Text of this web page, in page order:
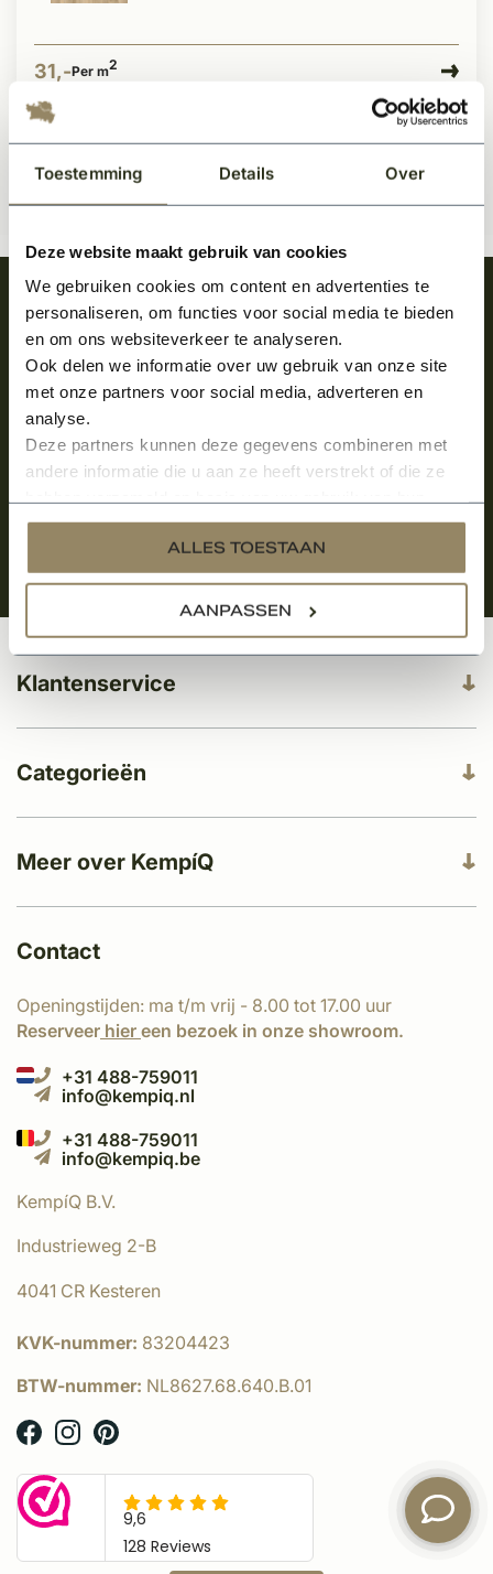
Toestemming Details Over
Deze website maakt gebruik van cookies
We gebruiken cookies om content en advertenties te
personaliseren, om functies voor social media te bieden
en om ons websiteverkeer te analyseren.
Ook delen we informatie over uw gebruik van onze site
met onze partners voor social media, adverteren en
analyse.
Deze partners kunnen deze gegevens combineren met
andere informatie die u aan ze heeft verstrekt of die ze
services.
ALLES TOESTAAN
AANPASSEN
31,-Per m2
Meld je aan en ontvang het laatste nieuws
over onze kempische bouwstijl!
Aanmelden voor de nieuwsbrief
Meer over KempíQ
Klantenservice
Categorieën
Contact
Openingstijden: ma t/m vrij - 8.00 tot 17.00 uur
Reserveer hier een bezoek in onze showroom.
+31 488-759011
info@kempiq.nl
+31 488-759011
info@kempiq.be
KempíQ B.V.
Industrieweg 2-B
4041 CR Kesteren
KVK-nummer: 83204423
BTW-nummer: NL8627.68.640.B.01